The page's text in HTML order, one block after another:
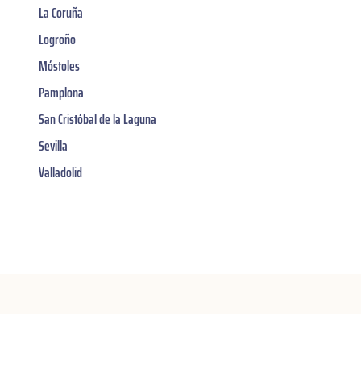
La Coruña
Logroño
Móstoles
Pamplona
San Cristóbal de la Laguna
Sevilla
Valladolid